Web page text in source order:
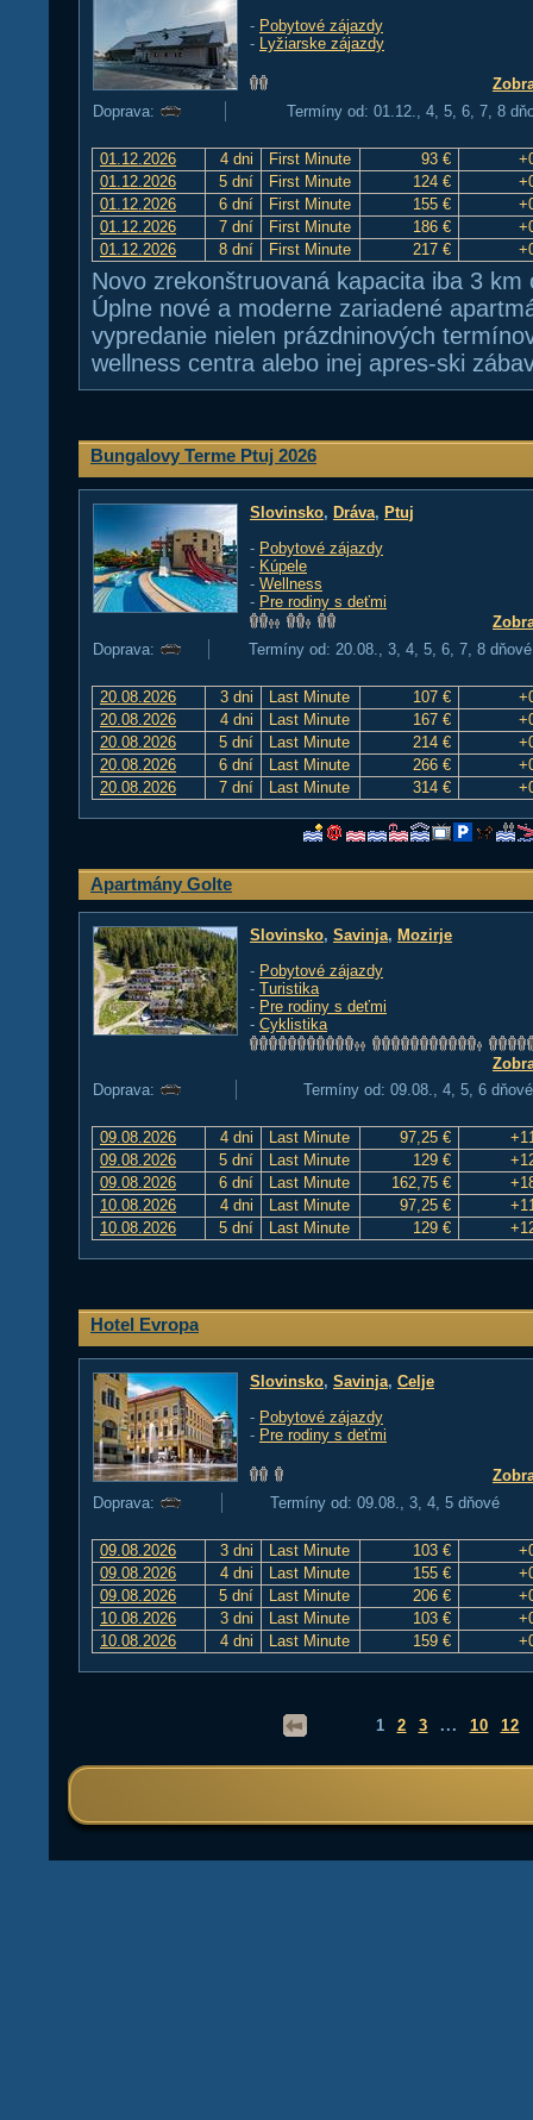
- Pobytové zájazdy
- Lyžiarske zájazdy
Doprava:
Termíny od: 01.12., 4, 5, 6, 7, 8
01.12.2026 4 dni First Minute 93 €
01.12.2026
5 dní First Minute 124 €
01.12.2026
6 dní First Minute 155 €
01.12.2026
7 dní First Minute 186 €
01.12.2026
8 dní First Minute 217 €
Novo zrekonštruovaná kapacita iba 3 km
Úplne nové a moderne zariadené
vypredanie nielen prázdninových
wellness centra alebo inej apres-ski
Bungalovy Terme Ptuj 2026
Slovinsko, Dráva, Ptuj
- Pobytové zájazdy
- Kúpele
- Wellness
- Pre rodiny s deťmi
Doprava:
Termíny od: 20.08., 3, 4, 5, 6, 7, 8 dňové
20.08.2026 3 dni Last Minute 107 €
20.08.2026
4 dni Last Minute 167 €
20.08.2026
5 dní Last Minute 214 €
20.08.2026
6 dní Last Minute 266 €
20.08.2026
7 dní Last Minute 314 €
Apartmány Golte
Slovinsko, Savinja, Mozirje
- Pobytové zájazdy
- Turistika
- Pre rodiny s deťmi
- Cyklistika
Doprava:
Termíny od: 09.08., 4, 5, 6 dňové
09.08.2026 4 dni Last Minute 97,25 €
09.08.2026
5 dní Last Minute 129 €
09.08.2026
6 dní Last Minute 162,75 €
10.08.2026
4 dni Last Minute 97,25 €
10.08.2026
5 dní Last Minute 129 €
Hotel Evropa
Slovinsko, Savinja, Celje
- Pobytové zájazdy
- Pre rodiny s deťmi
Doprava:
Termíny od: 09.08., 3, 4, 5 dňové
09.08.2026 3 dni Last Minute 103 €
09.08.2026
4 dni Last Minute 155 €
09.08.2026
5 dní Last Minute 206 €
10.08.2026
3 dni Last Minute 103 €
10.08.2026
4 dni Last Minute 159 €
1 2 3 ... 10 12